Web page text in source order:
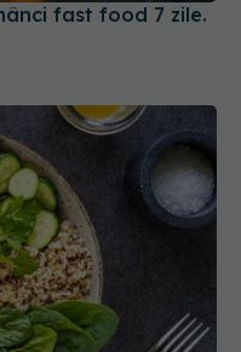
mai bine